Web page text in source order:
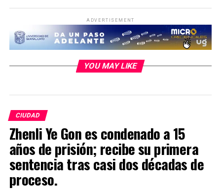
ADVERTISEMENT
YOU MAY LIKE
CIUDAD
Zhenli Ye Gon es condenado a 15
años de prisión; recibe su primera
sentencia tras casi dos décadas de
proceso.